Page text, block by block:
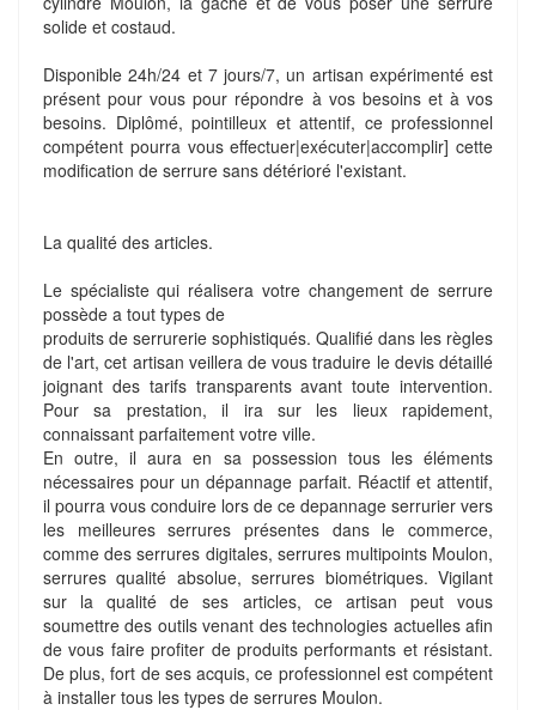
solide et costaud.
Disponible 24h/24 et 7 jours/7, un artisan expérimenté est
présent pour vous pour répondre à vos besoins et à vos
besoins. Diplômé, pointilleux et attentif, ce professionnel
compétent pourra vous effectuer|exécuter|accomplir] cette
modification de serrure sans détérioré l'existant.
La qualité des articles.
Le spécialiste qui réalisera votre changement de serrure
possède a tout types de
produits de serrurerie sophistiqués. Qualifié dans les règles
de l'art, cet artisan veillera de vous traduire le devis détaillé
joignant des tarifs transparents avant toute intervention.
Pour sa prestation, il ira sur les lieux rapidement,
connaissant parfaitement votre ville.
En outre, il aura en sa possession tous les éléments
nécessaires pour un dépannage parfait. Réactif et attentif,
il pourra vous conduire lors de ce depannage serrurier vers
les meilleures serrures présentes dans le commerce,
comme des serrures digitales, serrures multipoints Moulon,
serrures qualité absolue, serrures biométriques. Vigilant
sur la qualité de ses articles, ce artisan peut vous
soumettre des outils venant des technologies actuelles afin
de vous faire profiter de produits performants et résistant.
De plus, fort de ses acquis, ce professionnel est compétent
à installer tous les types de serrures Moulon.